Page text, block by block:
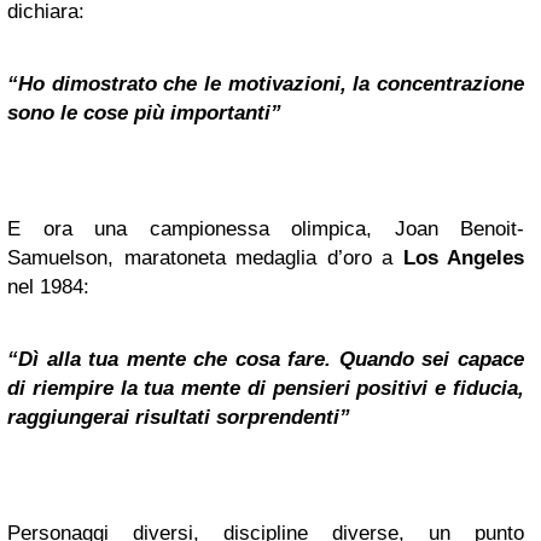
dichiara:
“Ho dimostrato che le motivazioni, la concentrazione
sono le cose più importanti”
E ora una campionessa olimpica, Joan Benoit-
Samuelson, maratoneta medaglia d’oro a Los Angeles
nel 1984:
“Dì alla tua mente che cosa fare. Quando sei capace
di riempire la tua mente di pensieri positivi e fiducia,
raggiungerai risultati sorprendenti”
Personaggi diversi, discipline diverse, un punto